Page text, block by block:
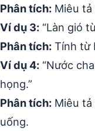
Phân tích: Miêu
Ví dụ 3: “Làn gió
Phân tích: Tính từ
Ví dụ 4: “Nước
họng.”
Phân tích: Miêu tả
uống.